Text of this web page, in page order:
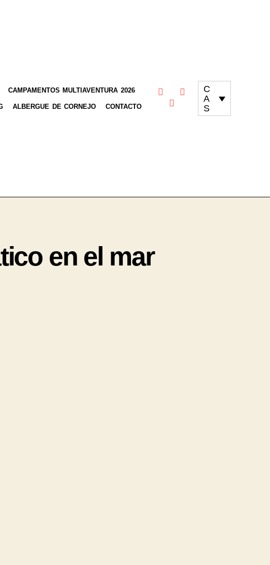
CAMPAMENTOS MULTIAVENTURA 2026
ALBERGUE DE CORNEJO CONTACTO
C
A
S
en el mar